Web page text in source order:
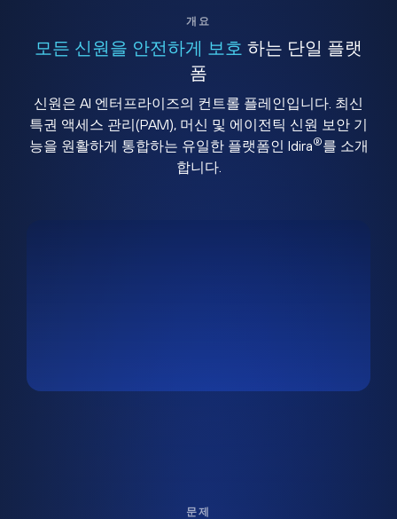
개요
모든 신원을 안전하게 보호 하는 단일 플랫
폼
신원은 AI 엔터프라이즈의 컨트롤 플레인입니다. 최신
특권 액세스 관리(PAM), 머신 및 에이전틱 신원 보안 기
능을 원활하게 통합하는 유일한 플랫폼인 Idira®를 소개
합니다.
문제